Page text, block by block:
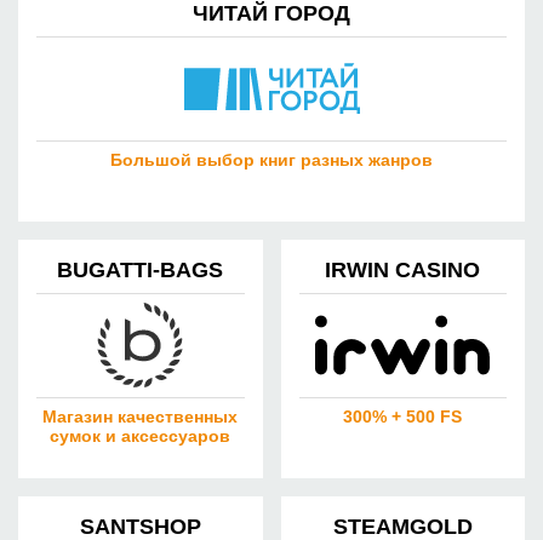
ЧИТАЙ ГОРОД
Большой выбор книг разных жанров
BUGATTI-BAGS
Магазин качественных
сумок и аксессуаров
IRWIN CASINO
300% + 500 FS
SANTSHOP STEAMGOLD